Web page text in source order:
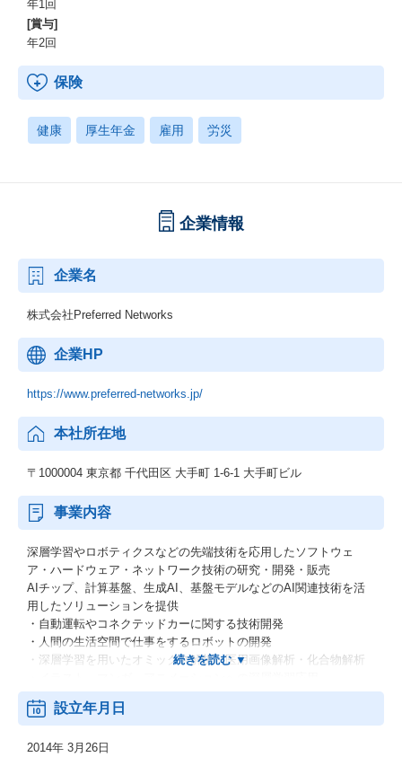
年1回
[賞与]
年2回
保険
健康 厚生年金 雇用 労災
企業情報
企業名
株式会社Preferred Networks
企業HP
https://www.preferred-networks.jp/
本社所在地
〒1000004 東京都 千代田区 大手町 1-6-1 大手町ビル
事業内容
深層学習やロボティクスなどの先端技術を応用したソフトウェ
ア・ハードウェア・ネットワーク技術の研究・開発・販売
AIチップ、計算基盤、生成AI、基盤モデルなどのAI関連技術を活
用したソリューションを提供
・自動運転やコネクテッドカーに関する技術開発
・人間の生活空間で仕事をするロボットの開発
・深層学習を用いたオミックス解析・医用画像解析・化合物解析
・ディープラーニングフレームワーク『Chainer』とエクステンシ
ョン
・PyTorchユーザ向けに深層強化学習ライブラリ「PFRL」
設立年月日
2014年 3月26日